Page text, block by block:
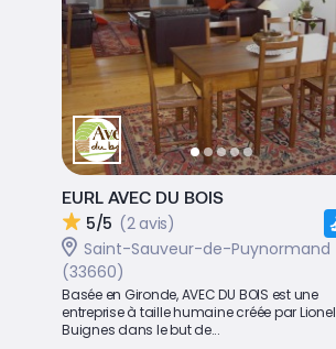
EURL AVEC DU BOIS
5/5 (2 avis)
Saint-Sauveur-de-Puynormand
(33660)
Basée en Gironde, AVEC DU BOIS est une
entreprise à taille humaine créée par Lionel
Buignes dans le but de...